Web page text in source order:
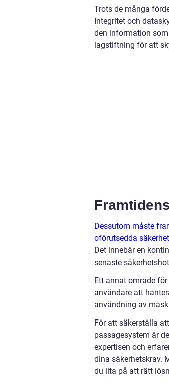
Trots de många
Integritet och
den information
lagstiftning för att
Dessutom måste
oförutsedda
Det innebär en
senaste
Ett annat område
användare att
användning av
För att säkerställa
passagesystem är
expertisen och
dina säkerhetskrav.
du lita på att rätt